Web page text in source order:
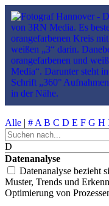
Das 360 Grad
Lexikon
Alle | #A B C D E F G H
D
Datenanalyse
Datenanalyse bezieht
Muster, Trends und
Optimierung von